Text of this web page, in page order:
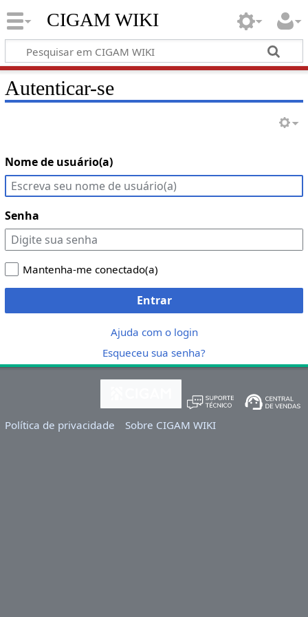
CIGAM WIKI
Autenticar-se
Nome de usuário(a)
Senha
Mantenha-me conectado(a)
Entrar
Ajuda com o login
Esqueceu sua senha?
Política de privacidade Sobre CIGAM WIKI